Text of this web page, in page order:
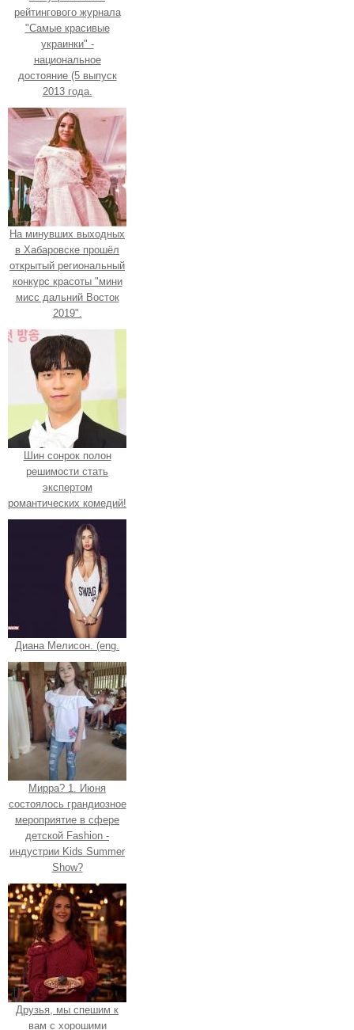
рейтингового журнала
"Самые красивые
украинки" -
национальное
достояние (5 выпуск
2013 года.
На минувших выходных
в Хабаровске прошёл
открытый региональный
конкурс красоты "мини
мисс дальний Восток
2019".
Шин сонрок полон
решимости стать
экспертом
романтических комедий!
Диана Мелисон. (eng.
Мирра? 1. Июня
состоялось грандиозное
мероприятие в сфере
детской Fashion -
индустрии Kids Summer
Show?
Друзья, мы спешим к
вам с хорошими